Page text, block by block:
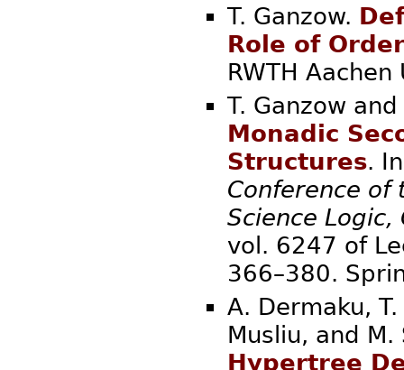
T. Ganzow.
Role of
RWTH
T. Ganzow
Monadic
Structures.
Conference of
Science Logic,
vol. 6247 of
366–380.
A. Dermaku,
Musliu, and
Hypertree